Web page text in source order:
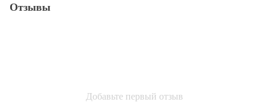
Отзывы
Добавьте первый отзыв